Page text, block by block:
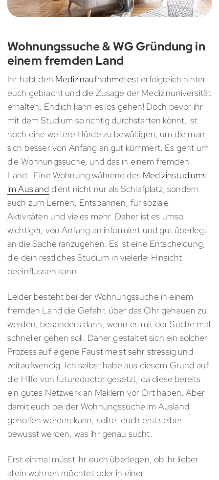
Wohnungssuche & WG Gründung in
einem fremden Land
Ihr habt den Medizinaufnahmetesterfolgreich hinter
euch gebracht und die Zusage der Medizinuniversität
erhalten. Endlich kann es los gehen! Doch bevor ihr
mit dem Studium so richtig durchstarten könnt, ist
noch eine weitere Hürde zu bewältigen, um die man
sich besser von Anfang an gut kümmert. Es geht um
die Wohnungssuche, und das in einem fremden
Land. Eine Wohnung während des Medizinstudiums
im Ausland dient nicht nur als Schlafplatz, sondern
auch zum Lernen, Entspannen, für soziale
Aktivitäten und vieles mehr. Daher ist es umso
wichtiger, von Anfang an informiert und gut überlegt
an die Sache ranzugehen. Es ist eine Entscheidung,
die dein restliches Studium in vielerlei Hinsicht
beeinflussen kann.
Leider besteht bei der Wohnungssuche in einem
fremden Land die Gefahr, über das Ohr gehauen zu
werden, besonders dann, wenn es mit der Suche mal
schneller gehen soll. Daher gestaltet sich ein solcher
Prozess auf eigene Faust meist sehr stressig und
zeitaufwendig. Ich selbst habe aus diesem Grund auf
die Hilfe von futuredoctor gesetzt, da diese bereits
ein gutes Netzwerk an Maklern vor Ort haben. Aber
damit euch bei der Wohnungssuche im Ausland
geholfen werden kann, sollte euch erst selber
bewusst werden, was ihr genau sucht.
Erst einmal müsst ihr euch überlegen, ob ihr lieber
allein wohnen möchtet oder in einer